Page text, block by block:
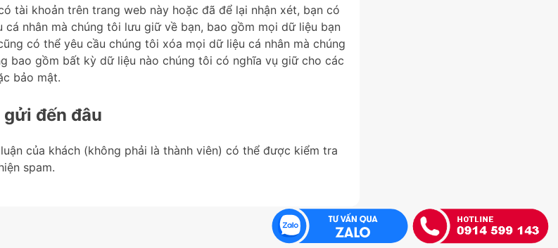
tài khoản trên trang web này hoặc đã để lại nhận xét, bạn có
nhân mà chúng tôi lưu giữ về bạn, bao gồm mọi dữ liệu bạn
có thể yêu cầu chúng tôi xóa mọi dữ liệu cá nhân mà chúng
bao gồm bất kỳ dữ liệu nào chúng tôi có nghĩa vụ giữ cho các
bảo mật.
đến đâu
của khách (không phải là thành viên) có thể được kiểm tra
spam.